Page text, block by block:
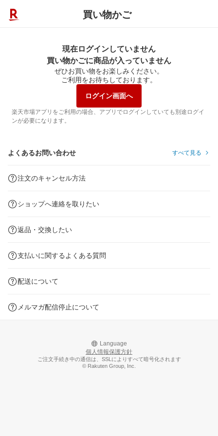
買い物かご
現在ログインしていません
買い物かごに商品が入っていません
ぜひお買い物をお楽しみください。
ご利用をお待ちしております。
ログイン画面へ
楽天市場アプリをご利用の場合、アプリでログインしていても別途ログイ
ンが必要になります。
よくあるお問い合わせ すべて見る
注文のキャンセル方法
ショップへ連絡を取りたい
返品・交換したい
支払いに関するよくある質問
配送について
メルマガ配信停止について
Language
個人情報保護方針
ご注文手続き中の通信は、SSLによりすべて暗号化されます
© Rakuten Group, Inc.